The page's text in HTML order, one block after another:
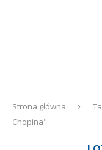
Strona główna
Chopina"